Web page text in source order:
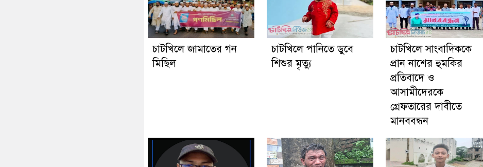
চাটখিলে জামাতের গন
মিছিল
চাটখিলে পানিতে ডুবে
শিশুর মৃত্যু
চাটখিলে সাংবাদিককে
প্রান নাশের হুমকির
প্রতিবাদে ও
আসামীদেরকে
গ্রেফতারের দাবীতে
মানববন্ধন